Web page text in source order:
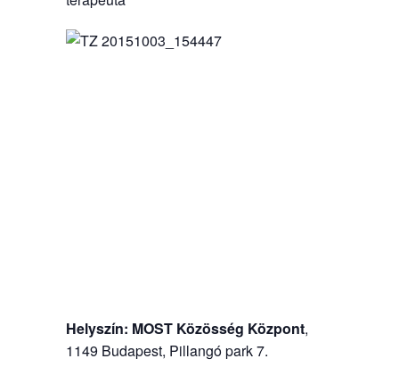
Helyszín: MOST Közösség Központ,
1149 Budapest, Pillangó park 7.